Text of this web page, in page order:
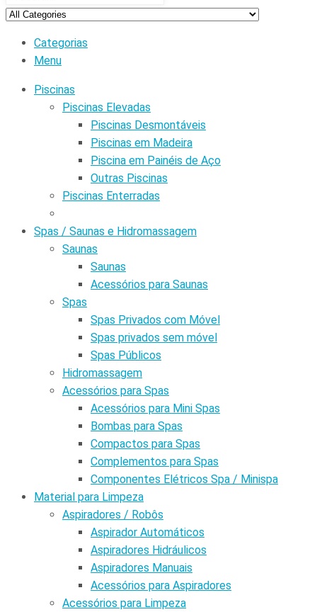
Categorias
Menu
Piscinas
Piscinas Elevadas
Piscinas Desmontáveis
Piscinas em Madeira
Piscina em Painéis de Aço
Outras Piscinas
Piscinas Enterradas
Spas / Saunas e Hidromassagem
Saunas
Saunas
Acessórios para Saunas
Spas
Spas Privados com Móvel
Spas privados sem móvel
Spas Públicos
Hidromassagem
Acessórios para Spas
Acessórios para Mini Spas
Bombas para Spas
Compactos para Spas
Complementos para Spas
Componentes Elétricos Spa / Minispa
Material para Limpeza
Aspiradores / Robôs
Aspirador Automáticos
Aspiradores Hidráulicos
Aspiradores Manuais
Acessórios para Aspiradores
Acessórios para Limpeza